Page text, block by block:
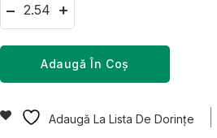
Adaugă În Coș
Adaugă La Lista De Dorințe